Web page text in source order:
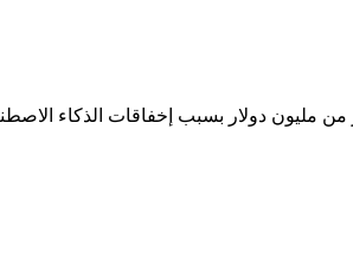
من مليون دولار بسبب إخفاقات